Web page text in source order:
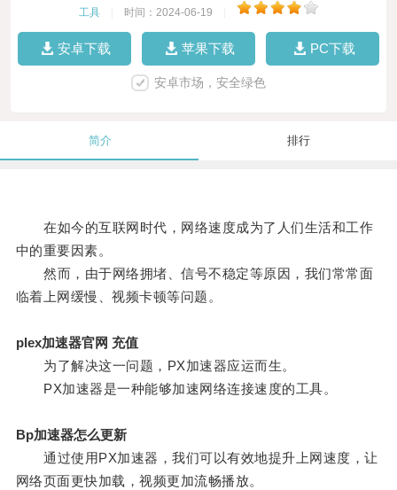
工具 时间：2024-06-19
安卓下载 苹果下载 PC下载
安卓市场，安全绿色
简介 排行
在如今的互联网时代，网络速度成为了人们生活和工作
中的重要因素。
然而，由于网络拥堵、信号不稳定等原因，我们常常面
临着上网缓慢、视频卡顿等问题。
plex加速器官网 充值
为了解决这一问题，PX加速器应运而生。
PX加速器是一种能够加速网络连接速度的工具。
Bp加速器怎么更新
通过使用PX加速器，我们可以有效地提升上网速度，让
网络页面更快加载，视频更加流畅播放。